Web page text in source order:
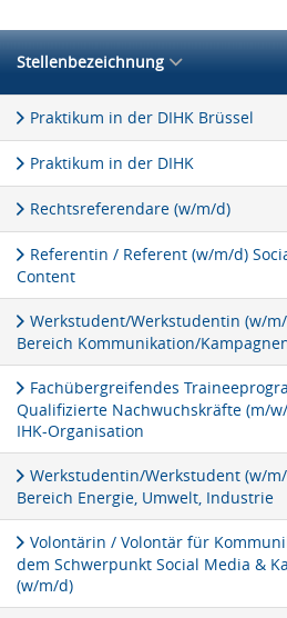
Stellenbezeichnung
Praktikum in der DIHK Brüssel
Praktikum in der DIHK
Rechtsreferendare (w/m/d)
Referentin / Referent (w/m/d)
Content
Werkstudent/Werkstudentin (w/
Bereich Kommunikation/
Fachübergreifendes
Qualifizierte Nachwuchskräfte (m/
IHK-Organisation
Werkstudentin/Werkstudent (w/
Bereich Energie, Umwelt, Industrie
Volontärin / Volontär für
dem Schwerpunkt Social Media &
(w/m/d)